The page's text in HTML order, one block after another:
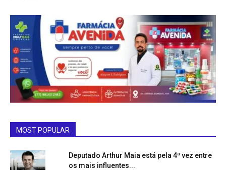
MOST POPULAR
Deputado Arthur Maia está pela 4ª vez entre
os mais influentes...